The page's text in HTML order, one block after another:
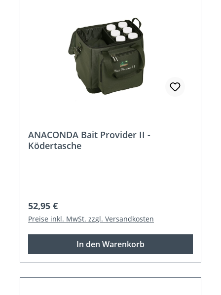
ANACONDA Bait Provider II -
Ködertasche
Regulärer Preis:
52,95 €
Preise inkl. MwSt. zzgl. Versandkosten
In den Warenkorb